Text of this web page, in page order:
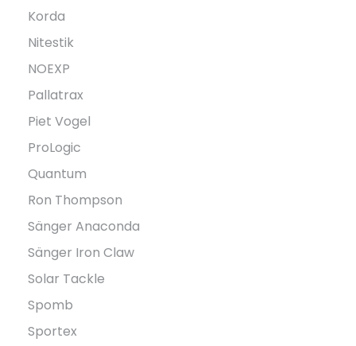
Korda
Nitestik
NOEXP
Pallatrax
Piet Vogel
ProLogic
Quantum
Ron Thompson
Sänger Anaconda
Sänger Iron Claw
Solar Tackle
Spomb
Sportex